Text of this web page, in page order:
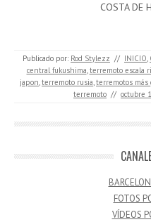
COSTA DE
Publicado por: Rod Stylezz // INICIO,
central fukushima,terremoto escala
japon,terremoto rusia,terremotos
terremoto // octubre
FOTOS
VÍDEOS